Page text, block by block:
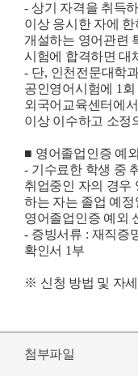
- 상기 자격을 취득
이상 응시한 자에
개설하는 영어관련
시험에 합격하면 대
- 단, 인천전문대학
공인영어시험에 1
외국어교육센터에
이상 이수하고 소정
■ 영어졸업인증 예
- 기수료한 학생 중
취업중인 자의 경우
하는 자는 졸업 예
영어졸업인증 예외
- 증빙서류 : 재직증
확인서 1 부
※ 신청 방법 및 자
첨부파일